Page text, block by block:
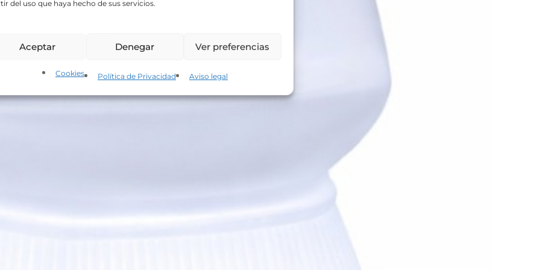
del uso que haya hecho de sus servicios.
Aceptar Denegar Ver preferencias
Cookies Política de Privacidad Aviso legal